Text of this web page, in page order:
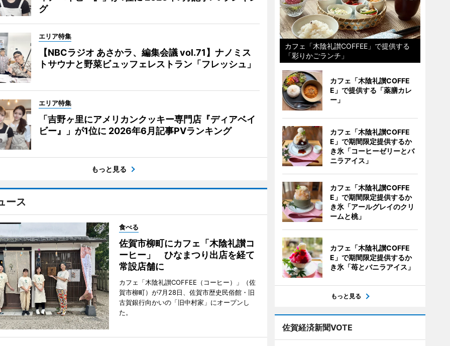
グ
エリア特集
【NBCラジオ あさかラ、編集会議 vol.71】ナノミス
トサウナと野菜ビュッフェレストラン「フレッシュ」
エリア特集
「吉野ヶ里にアメリカンクッキー専門店『ディアベイ
ビー』」が1位に 2026年6月記事PVランキング
もっと見る
ース
食べる
佐賀市柳町にカフェ「木陰礼讃コ
ーヒー」 ひなまつり出店を経て
常設店舗に
カフェ「木陰礼讃COFFEE（コーヒー）」（佐
賀市柳町）が7月28日、佐賀市歴史民俗館・旧
古賀銀行向かいの「旧中村家」にオープンし
た。
カフェ「木陰礼讃COFFEE」で提供する
「彩りかごランチ」
カフェ「木陰礼讃COFFE
E」で提供する「薬膳カレ
ー」
カフェ「木陰礼讃COFFE
E」で期間限定提供するか
き氷「コーヒーゼリーとバ
ニラアイス」
カフェ「木陰礼讃COFFE
E」で期間限定提供するか
き氷「アールグレイのクリ
ームと桃」
カフェ「木陰礼讃COFFE
E」で期間限定提供するか
き氷「苺とバニラアイス」
もっと見る
佐賀経済新聞VOTE